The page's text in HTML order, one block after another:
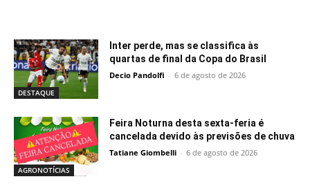
DESTAQUE
Inter perde, mas se classifica às
quartas de final da Copa do Brasil
Decio Pandolfi - 6 de agosto de 2026
AGRONOTÍCIAS
Feira Noturna desta sexta-feria é
cancelada devido às previsões de chuva
Tatiane Giombelli - 6 de agosto de 2026